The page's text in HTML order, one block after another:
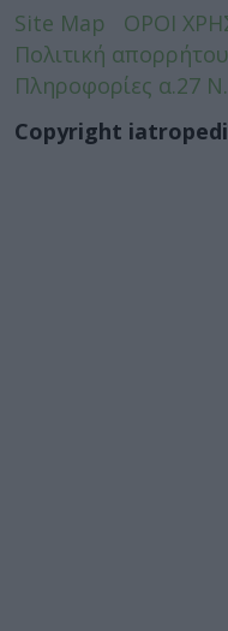
Site Map ΟΡΟΙ
Πολιτική απορρήτου
Πληροφορίες α.27
Copyright